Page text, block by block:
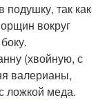
подушку, так как
вокруг
(хвойную, с
валерианы,
ложкой меда.